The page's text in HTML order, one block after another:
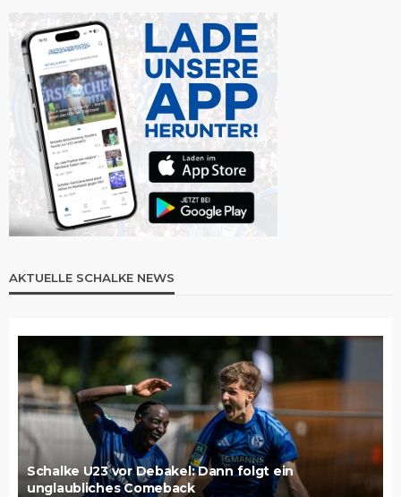
AKTUELLE SCHALKE NEWS
Schalke U23 vor Debakel: Dann folgt ein
unglaubliches Comeback